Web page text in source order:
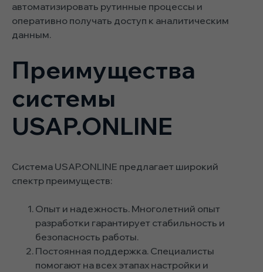
автоматизировать рутинные процессы и
оперативно получать доступ к аналитическим
данным.
Преимущества
системы
USAP.ONLINE
Система USAP.ONLINE предлагает широкий
спектр преимуществ:
Опыт и надежность. Многолетний опыт
разработки гарантирует стабильность и
безопасность работы.
Постоянная поддержка. Специалисты
помогают на всех этапах настройки и